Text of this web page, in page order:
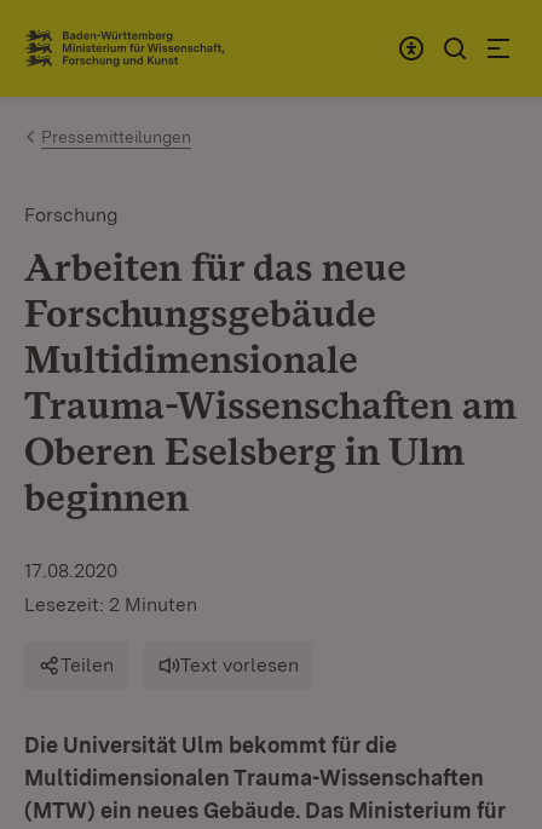
Zum Inhalt springen
Link zur Startseite
Pressemitteilungen
Forschung
Arbeiten für das neue
Forschungsgebäude
Multidimensionale
Trauma-Wissenschaften am
Oberen Eselsberg in Ulm
beginnen
17.08.2020
Lesezeit: 2 Minuten
Teilen Text vorlesen
Die Universität Ulm bekommt für die
Multidimensionalen Trauma-Wissenschaften
(MTW) ein neues Gebäude. Das Ministerium für